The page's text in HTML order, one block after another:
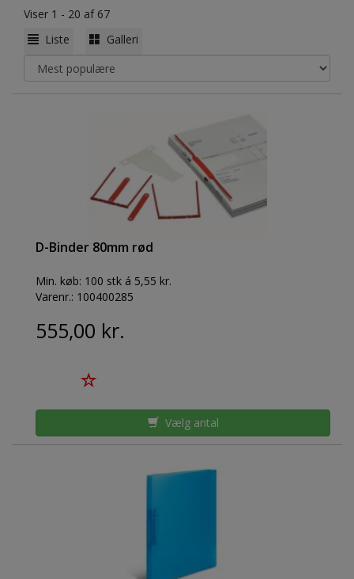
Viser 1 - 20 af 67
Liste
Galleri
D-Binder 80mm rød
Min. køb: 100 stk á 5,55 kr.
Varenr.: 100400285
555,00 kr.
Vælg antal